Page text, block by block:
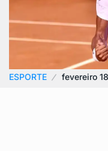
ESPORTE fevereiro